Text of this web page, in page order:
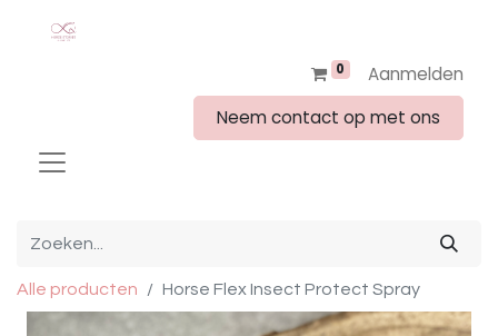
0
Aanmelden
Neem contact op met ons
Alle producten Horse Flex Insect Protect Spray